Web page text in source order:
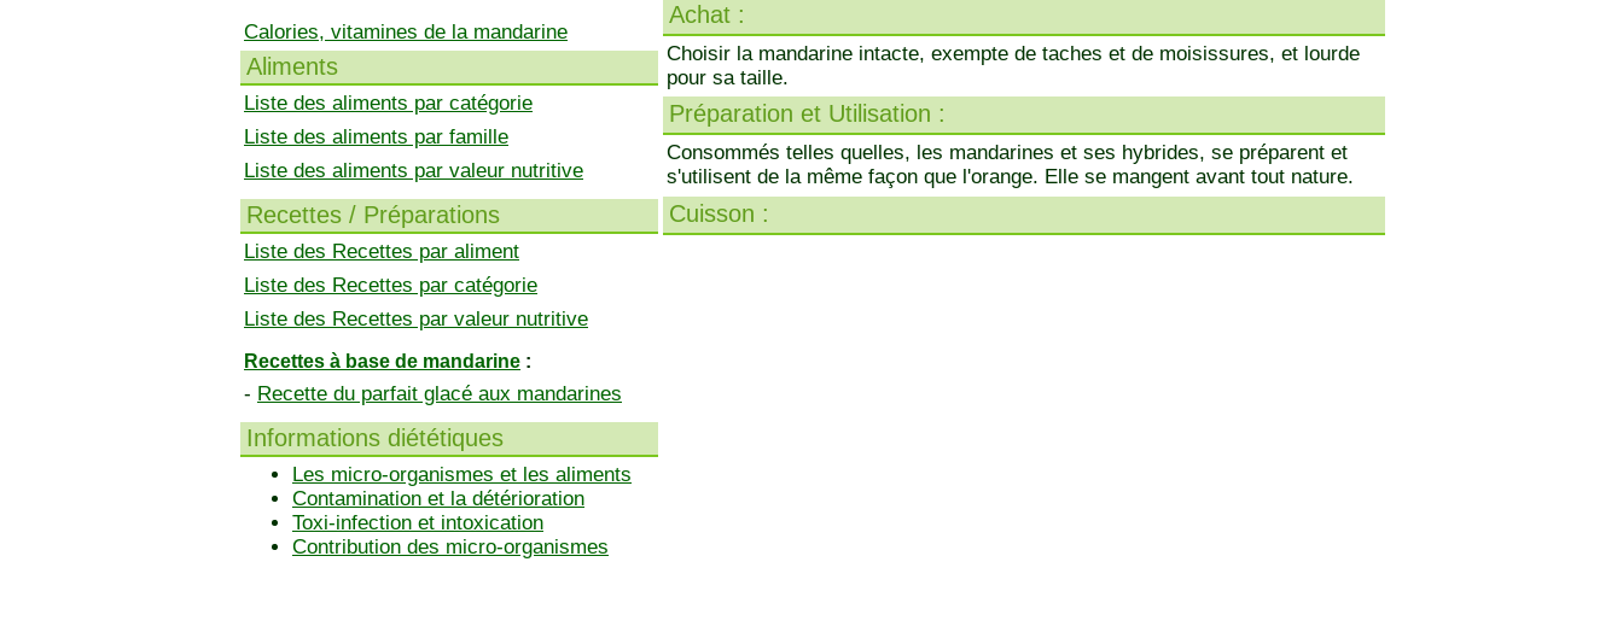
Calories, vitamines de la mandarine
Aliments
Liste des aliments par catégorie
Liste des aliments par famille
Liste des aliments par valeur nutritive
Recettes / Préparations
Liste des Recettes par aliment
Liste des Recettes par catégorie
Liste des Recettes par valeur nutritive
Recettes à base de mandarine :
- Recette du parfait glacé aux mandarines
Informations diététiques
Les micro-organismes et les aliments
Contamination et la détérioration
Toxi-infection et intoxication
Contribution des micro-organismes
Achat :
Choisir la mandarine intacte, exempte de taches et de moisissures, et lourde
pour sa taille.
Préparation et Utilisation :
Consommés telles quelles, les mandarines et ses hybrides, se préparent et
s'utilisent de la même façon que l'orange. Elle se mangent avant tout nature.
Cuisson :